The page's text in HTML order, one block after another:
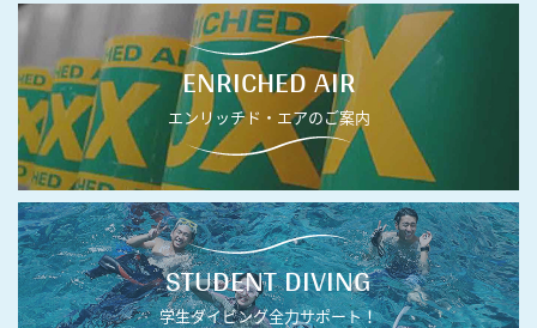
ENRICHED AIR
エンリッチド・エアのご案内
STUDENT DIVING
学生ダイビング全力サポート！